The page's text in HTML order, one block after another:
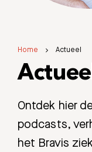
Home Actueel
Actueel
Ontdek hier
podcasts,
het Bravis